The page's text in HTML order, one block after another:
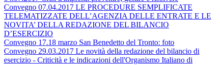
Convegno 07.04.2017 LE PROCEDURE SEMPLIFICATE
TELEMATIZZATE DELL’AGENZIA DELLE ENTRATE E LE
NOVITA’ DELLA REDAZIONE DEL BILANCIO
D’ESERCIZIO
Convegno 17.18 marzo San Benedetto del Tronto: foto
Convegno 29.03.2017 Le novità della redazione del bilancio di
esercizio - Criticità e le indicazioni dell'Organismo Italiano di